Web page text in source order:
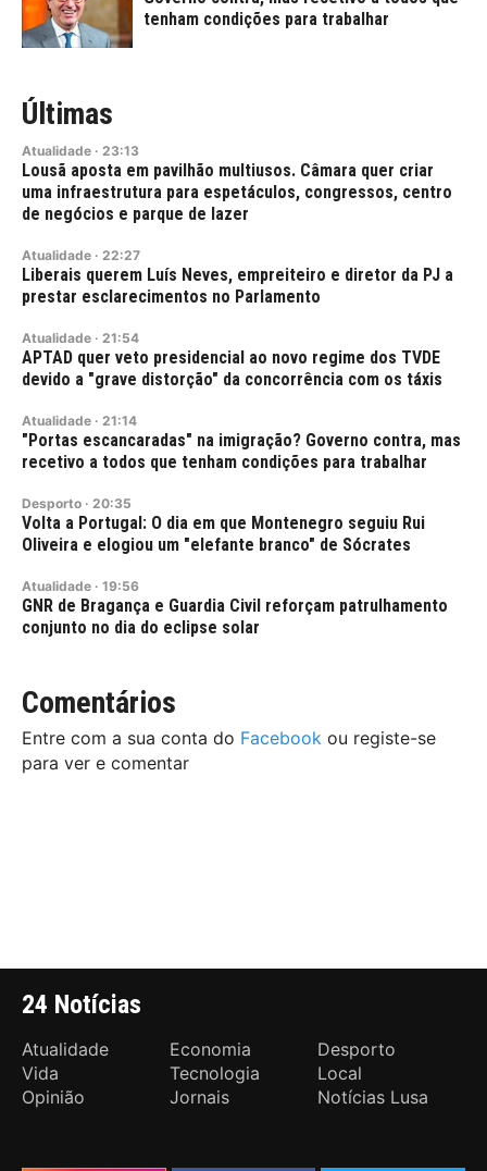
tenham condições para trabalhar
Últimas
Atualidade · 23:13
Lousã aposta em pavilhão multiusos. Câmara quer criar
uma infraestrutura para espetáculos, congressos, centro
de negócios e parque de lazer
Atualidade · 22:27
Liberais querem Luís Neves, empreiteiro e diretor da PJ a
prestar esclarecimentos no Parlamento
Atualidade · 21:54
APTAD quer veto presidencial ao novo regime dos TVDE
devido a "grave distorção" da concorrência com os táxis
Atualidade · 21:14
"Portas escancaradas" na imigração? Governo contra, mas
recetivo a todos que tenham condições para trabalhar
Desporto · 20:35
Volta a Portugal: O dia em que Montenegro seguiu Rui
Oliveira e elogiou um "elefante branco" de Sócrates
Atualidade · 19:56
GNR de Bragança e Guardia Civil reforçam patrulhamento
conjunto no dia do eclipse solar
Comentários
Entre com a sua conta do Facebook ou registe-se
para ver e comentar
24 Notícias
Atualidade Economia
Desporto
Vida
Tecnologia
Local
Opinião
Jornais Notícias Lusa